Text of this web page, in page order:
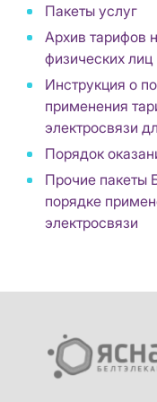
Пакеты услуг
Архив тарифов
физических лиц
Инструкция о
применения
электросвязи
Порядок
Прочие пакеты
порядке
электросвязи